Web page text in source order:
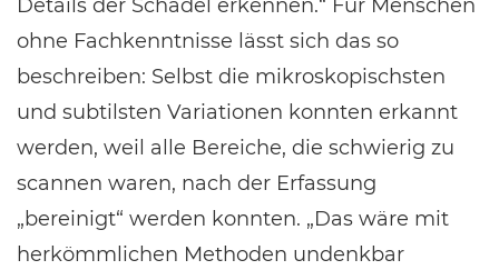
Details der Schädel erkennen.“ Für Menschen
ohne Fachkenntnisse lässt sich das so
beschreiben: Selbst die mikroskopischsten
und subtilsten Variationen konnten erkannt
werden, weil alle Bereiche, die schwierig zu
scannen waren, nach der Erfassung
„bereinigt“ werden konnten. „Das wäre mit
herkömmlichen Methoden undenkbar